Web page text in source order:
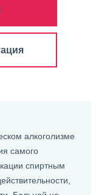
алкоголизме
самого
спиртным